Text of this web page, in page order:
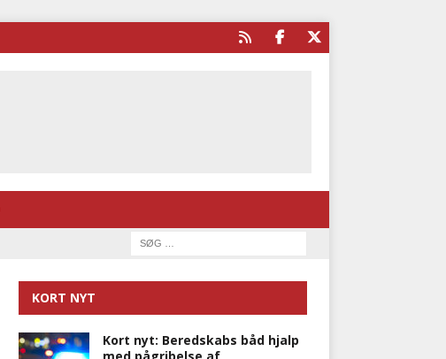
KORT NYT
Kort nyt: Beredskabs båd hjalp